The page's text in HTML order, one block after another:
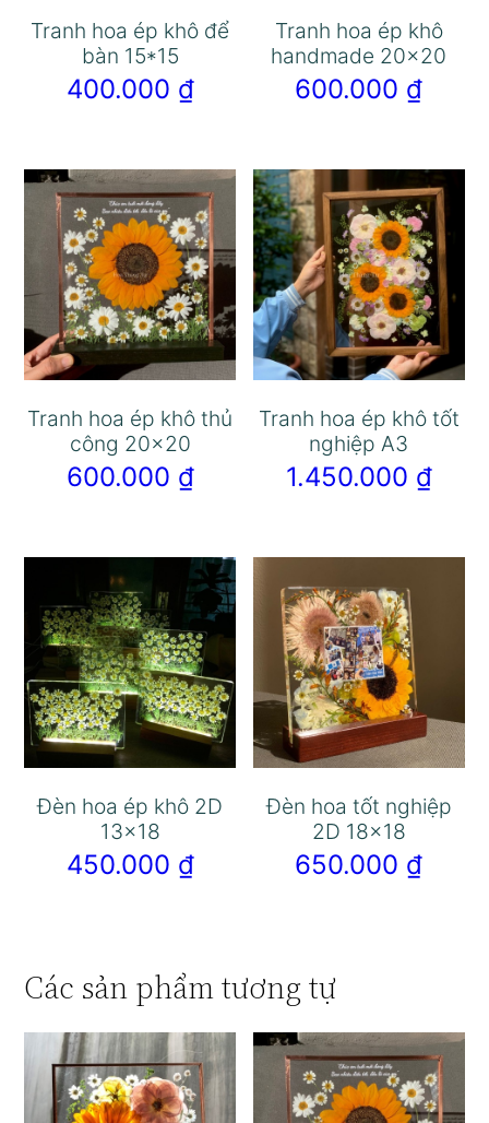
Tranh hoa ép khô để
bàn 15*15
400.000 ₫
Tranh hoa ép khô
handmade 20×20
600.000 ₫
Tranh hoa ép khô thủ
công 20×20
600.000 ₫
Tranh hoa ép khô tốt
nghiệp A3
1.450.000 ₫
Đèn hoa ép khô 2D
13×18
450.000 ₫
Đèn hoa tốt nghiệp
2D 18×18
650.000 ₫
Các sản phẩm tương tự